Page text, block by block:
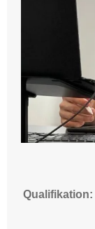
Qualifikation: